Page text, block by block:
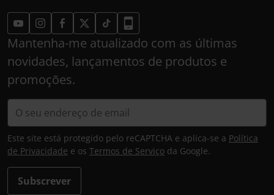
Mantenha-me atualizado com as últimas
novidades, lançamentos de produtos e
promoções.
Subscrever
Este site está protegido pelo reCAPTCHA e aplica-se a Política
de Privacidade e os Termos de Serviço da Google.